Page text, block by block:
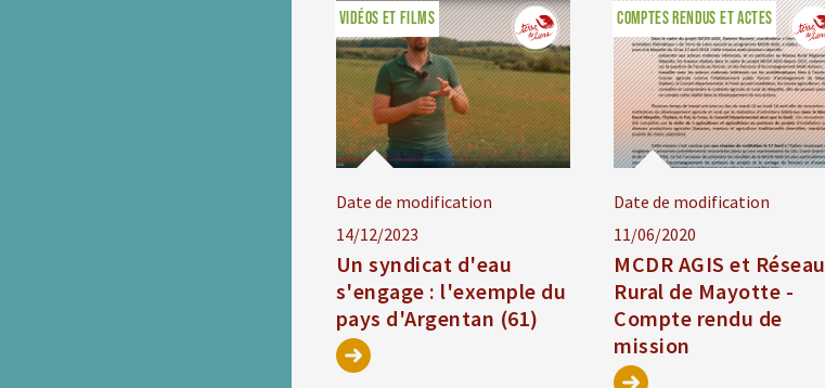
Date de modification
14/12/2023
Un syndicat d'eau
s'engage : l'exemple du
pays d'Argentan (61)
VIDÉOS ET FILMS
Date de modification
11/06/2020
MCDR AGIS et Réseau
Rural de Mayotte -
Compte rendu de
mission
COMPTES RENDUS ET ACTES